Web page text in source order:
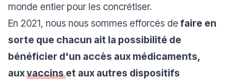
monde entier pour les concrétiser.
En 2021, nous nous sommes efforcés de faire en
sorte que chacun ait la possibilité de
bénéficier d'un accès aux médicaments,
auxvaccinset aux autres dispositifs